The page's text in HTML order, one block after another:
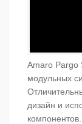
Amaro Pargo
модульных
дизайн и
компонентов.